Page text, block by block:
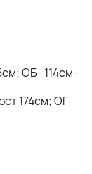
ОБ- 114см-
174см; ОГ